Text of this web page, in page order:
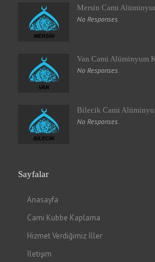
Mersin Cami
No Responses.
Van Cami Alüminyum
No Responses.
Bilecik Cami
No Responses.
Sayfalar
Anasayfa
Cami Kubbe Kaplama
Hizmet Verdiğimiz İller
İletişim